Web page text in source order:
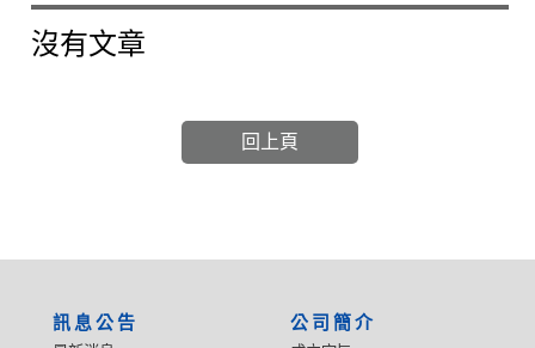
沒有文章
回上頁
訊息公告
公司簡介